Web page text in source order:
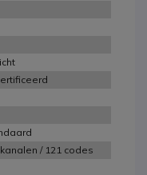
kanalen / 121 codes